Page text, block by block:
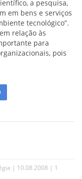
a pesquisa,
em bens e serviços
tecnológico”.
relação às
para
pois
| 10.08.2008 | 1